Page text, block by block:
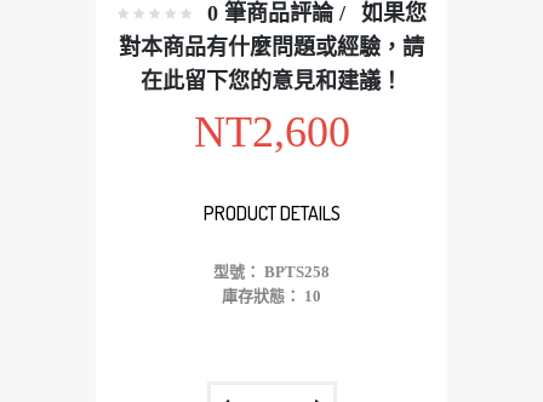
0 筆商品評論 /
如果您
對本商品有什麼問題或經驗，請
在此留下您的意見和建議！
NT2,600
PRODUCT DETAILS
型號： BPTS258
庫存狀態： 10